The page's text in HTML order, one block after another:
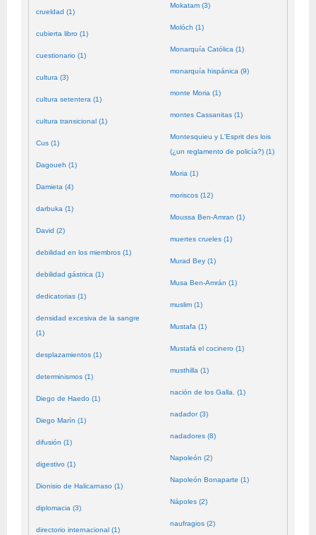
crueldad (1)
cubierta libro (1)
cuestionario (1)
cultura (3)
cultura setentera (1)
cultura transicional (1)
Cus (1)
Dagoueh (1)
Damieta (4)
darbuka (1)
David (2)
debilidad en los miembros (1)
debilidad gástrica (1)
dedicatorias (1)
densidad excesiva de la sangre
(1)
desplazamientos (1)
determinismos (1)
Diego de Haedo (1)
Diego Marín (1)
difusión (1)
digestivo (1)
Dionisio de Halicarnaso (1)
diplomacia (3)
directorio internacional (1)
Mokatam (3)
Molóch (1)
Monarquía Católica (1)
monarquía hispánica (9)
monte Moria (1)
montes Cassanitas (1)
Montesquieu y L'Esprit des lois
(¿un reglamento de policía?) (1)
Moria (1)
moriscos (12)
Moussa Ben-Amran (1)
muertes crueles (1)
Murad Bey (1)
Musa Ben-Amrán (1)
muslim (1)
Mustafa (1)
Mustafá el cocinero (1)
musthilla (1)
nación de los Galla. (1)
nadador (3)
nadadores (8)
Napoleón (2)
Napoleón Bonaparte (1)
Nápoles (2)
naufragios (2)